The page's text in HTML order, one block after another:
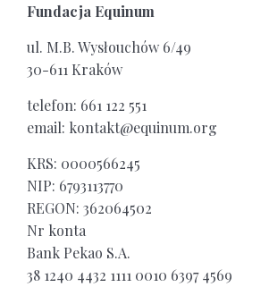
Fundacja Equinum
ul. M.B. Wysłouchów 6/49
30-611 Kraków
telefon: 661 122 551
email: kontakt@equinum.org
KRS: 0000566245
NIP: 6793113770
REGON: 362064502
Nr konta
Bank Pekao S.A.
38 1240 4432 1111 0010 6397 4569